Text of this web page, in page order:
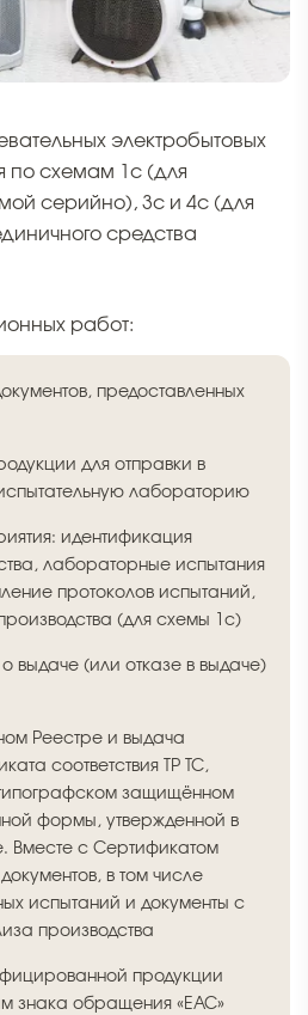
электробытовых
по схемам 1с (для
серийно), 3с и 4с (для
средства
работ:
предоставленных
для отправки в
лабораторию
идентификация
лабораторные испытания
протоколов испытаний,
(для схемы 1с)
выдаче (или отказе в выдаче)
Реестре и выдача
соответствия ТР ТС,
защищённом
формы, утвержденной в
Вместе с Сертификатом
в том числе
испытаний и документы с
производства
продукции
знака обращения «ЕАС»